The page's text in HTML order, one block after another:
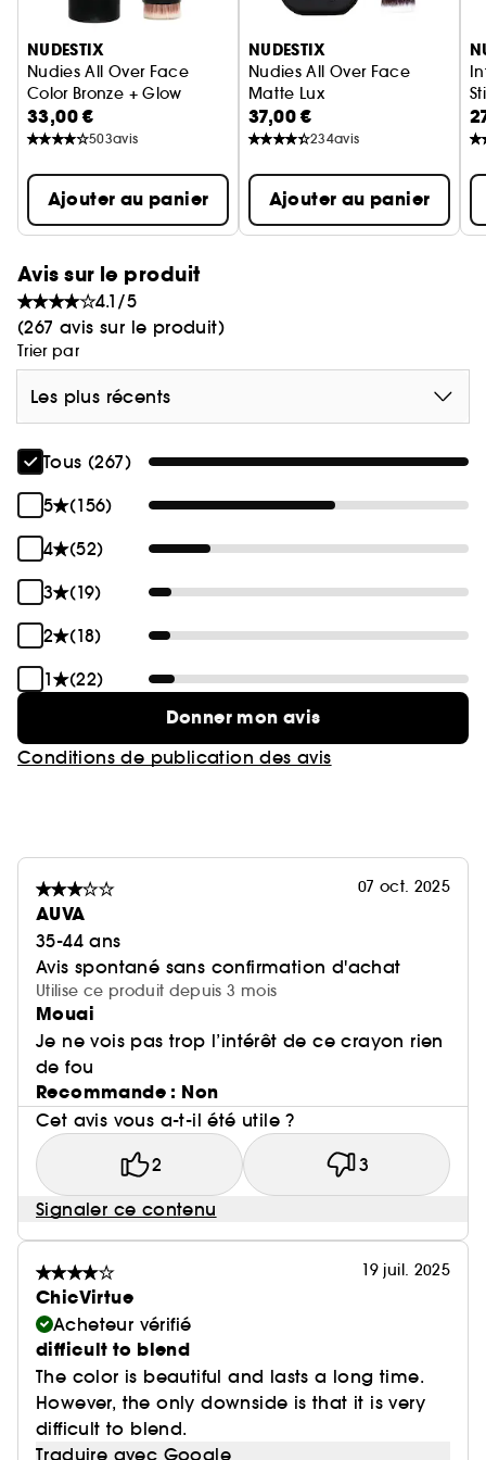
Un taille-crayon spécifique Nudestix vous est offert
utilisations.
Ignorer le carrousel produits
NUDESTIX
Nudies All Over Face
Color Bronze + Glow
Stick Bronzant + Highlighter
33,00 €
503avis
Ajouter au panier
NUDESTIX
Nudies All Over Face
Matte Lux
Blush Stick
37,00 €
234avis
Ajouter au panier
Avis sur le produit
4.1/5
(267 avis sur le produit)
Trier par
Les plus récents
Tous (267)
5
(156)
4
(52)
3
(19)
2
(18)
1
(22)
Donner mon avis
Conditions de publication des avis
07 oct. 2025
AUVA
35-44 ans
Avis spontané sans confirmation d'achat
Utilise ce produit depuis 3 mois
Mouai
Je ne vois pas trop l’intérêt de ce crayon rien
de fou
Recommande : Non
Cet avis vous a-t-il été utile ?
2 3
Signaler ce contenu
19 juil. 2025
ChicVirtue
Acheteur vérifié
difficult to blend
The color is beautiful and lasts a long time.
However, the only downside is that it is very
difficult to blend.
Traduire avec Google